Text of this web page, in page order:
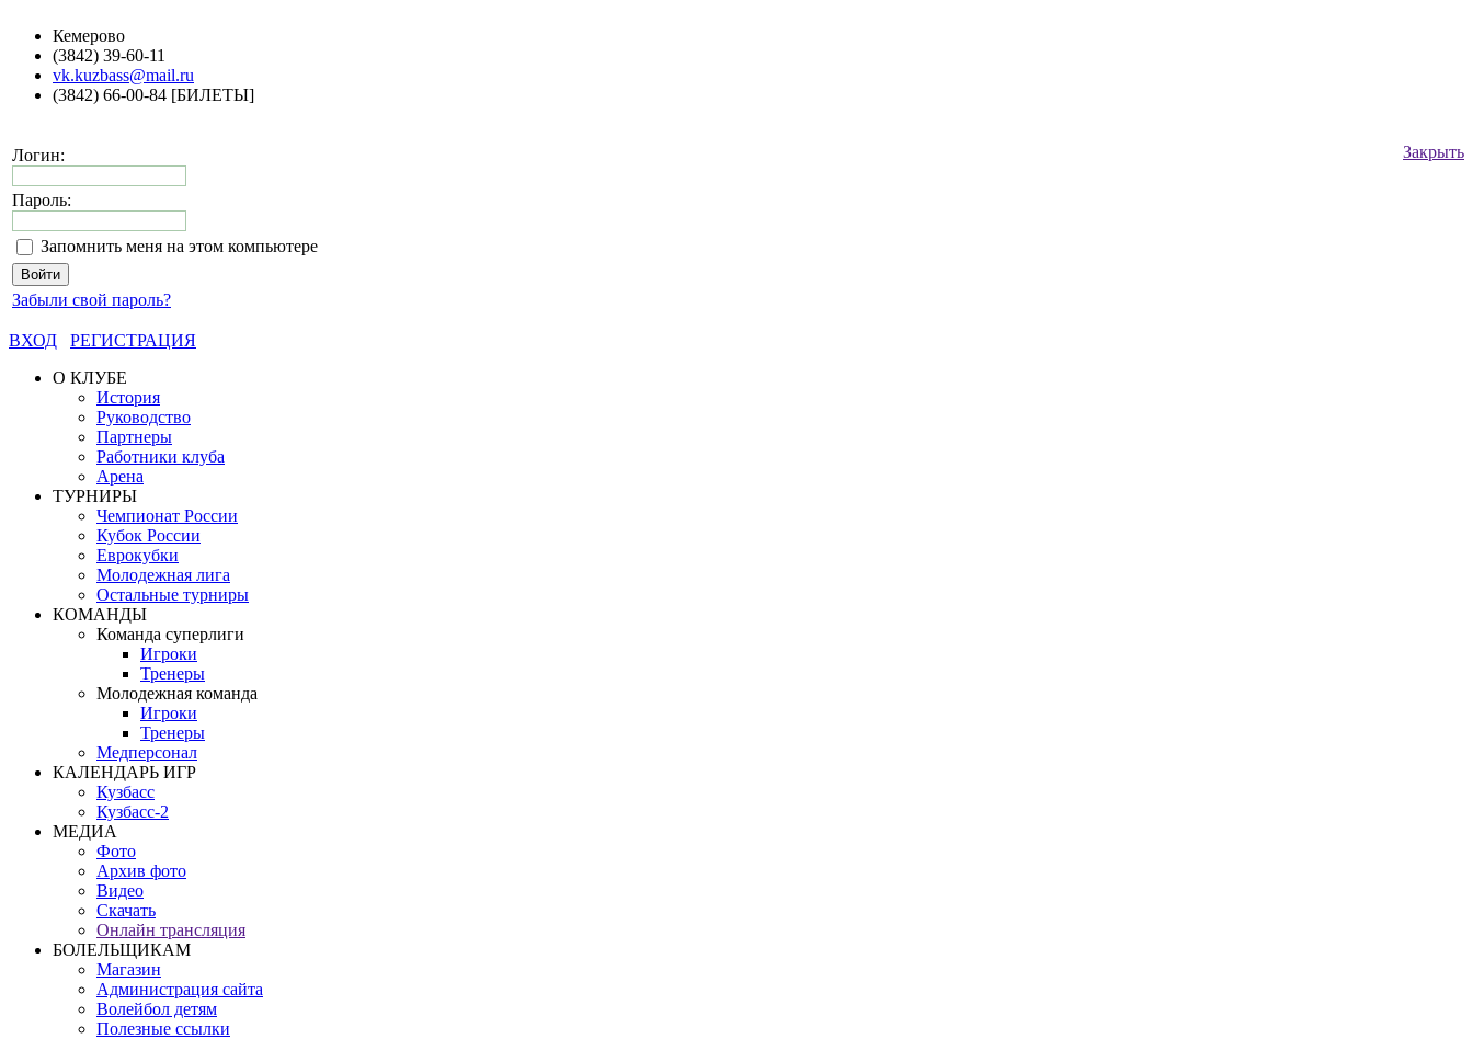
Кемерово
(3842) 39-60-11
vk.kuzbass@mail.ru
(3842) 66-00-84 [БИЛЕТЫ]
Закрыть
Логин:
Пароль:
Запомнить меня на этом компьютере
Забыли свой пароль?
ВХОД
РЕГИСТРАЦИЯ
О КЛУБЕ
История
Руководство
Партнеры
Работники клуба
Арена
ТУРНИРЫ
Чемпионат России
Кубок России
Еврокубки
Молодежная лига
Остальные турниры
КОМАНДЫ
Команда суперлиги
Игроки
Тренеры
Молодежная команда
Игроки
Тренеры
Медперсонал
КАЛЕНДАРЬ ИГР
Кузбасс
Кузбасс-2
МЕДИА
Фото
Архив фото
Видео
Скачать
Онлайн трансляция
БОЛЕЛЬЩИКАМ
Магазин
Администрация сайта
Волейбол детям
Полезные ссылки